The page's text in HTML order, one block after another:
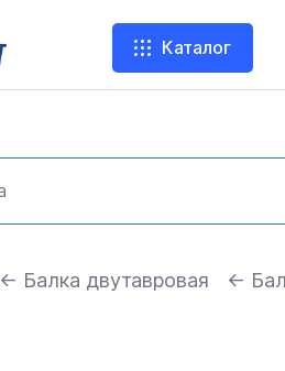
Каталог
← Балка двутавровая ←